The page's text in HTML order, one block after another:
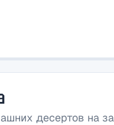
десертов на